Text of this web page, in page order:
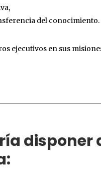
del conocimiento.
ejecutivos en sus
disponer